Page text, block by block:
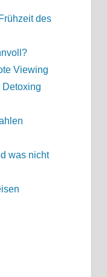
des
Viewing
Detoxing
was nicht